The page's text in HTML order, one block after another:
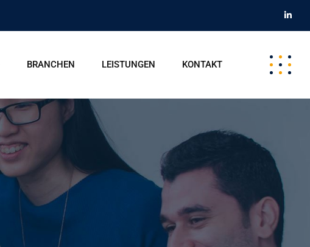
BRANCHEN LEISTUNGEN KONTAKT